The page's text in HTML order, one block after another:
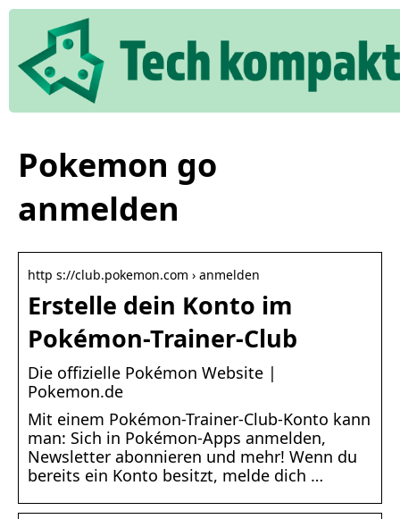
Pokemon go
anmelden
http s://club.pokemon.com › anmelden
Erstelle dein Konto im
Pokémon-Trainer-Club
Die offizielle Pokémon Website |
Pokemon.de
Mit einem Pokémon-Trainer-Club-Konto kann
man: Sich in Pokémon-Apps anmelden,
Newsletter abonnieren und mehr! Wenn du
bereits ein Konto besitzt, melde dich …